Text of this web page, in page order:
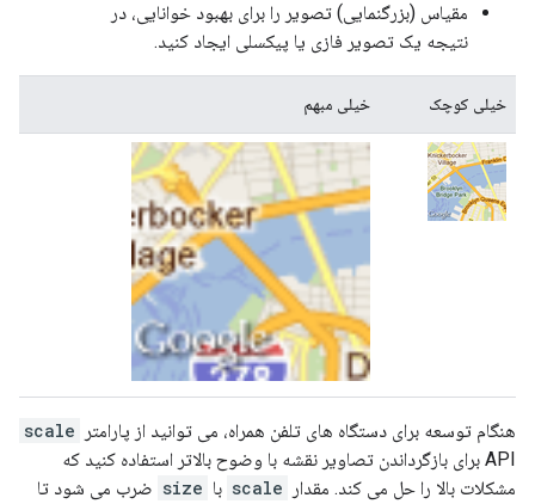
مقیاس (بزرگنمایی) تصویر را برای بهبود خوانایی، در
نتیجه یک تصویر فازی یا پیکسلی ایجاد کنید.
خیلی کوچک خیلی مبهم
هنگام توسعه برای دستگاه های تلفن همراه، می توانید از پارامتر
scale
API برای بازگرداندن تصاویر نقشه با وضوح بالاتر استفاده کنید که
مشکلات بالا را حل می کند. مقدار
scale با size ضرب می شود تا